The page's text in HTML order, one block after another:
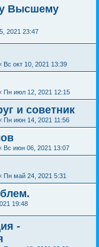
Высшему
2021 23:47
Вс окт 10, 2021 13:39
Пн июл 12, 2021 12:15
и советник
Пн июн 14, 2021 11:56
Вс июн 06, 2021 13:07
Пн май 24, 2021 5:31
19:48
-